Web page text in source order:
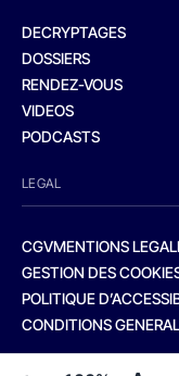
DECRYPTAGES
DOSSIERS
RENDEZ-VOUS
VIDEOS
PODCASTS
LEGAL
CGVMENTIONS
GESTION DES
POLITIQUE
CONDITIONS